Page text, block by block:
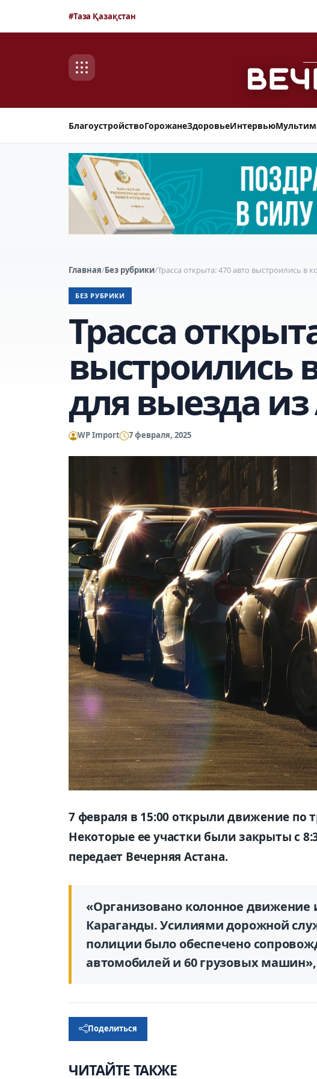
#Таза Қазақстан
БлагоустройствоГорожанеЗдоровьеИнтервью
Главная/Без рубрики/Трасса открыта: 470 авто выстроились в
БЕЗ РУБРИКИ
Трасса
выстроились
для выезда
WP Import 7 февраля, 2025
7 февраля в 15:00 открыли движение по
Некоторые ее участки были закрыты с
передает Вечерняя Астана.
«Организовано колонное движение
Караганды. Усилиями дорожной
полиции было обеспечено
автомобилей и 60 грузовых
Поделиться
ЧИТАЙТЕ ТАКЖЕ